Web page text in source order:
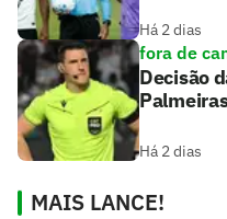
Há 2 dias
fora de
Decisão
Há 2 dias
MAIS LANCE!